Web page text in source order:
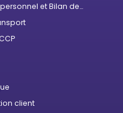
et Bilan de
client